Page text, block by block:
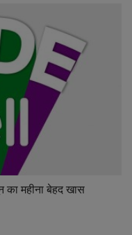
का महीना बेहद खास